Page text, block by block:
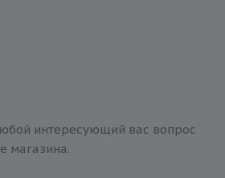
интересующий вас вопрос
магазина.